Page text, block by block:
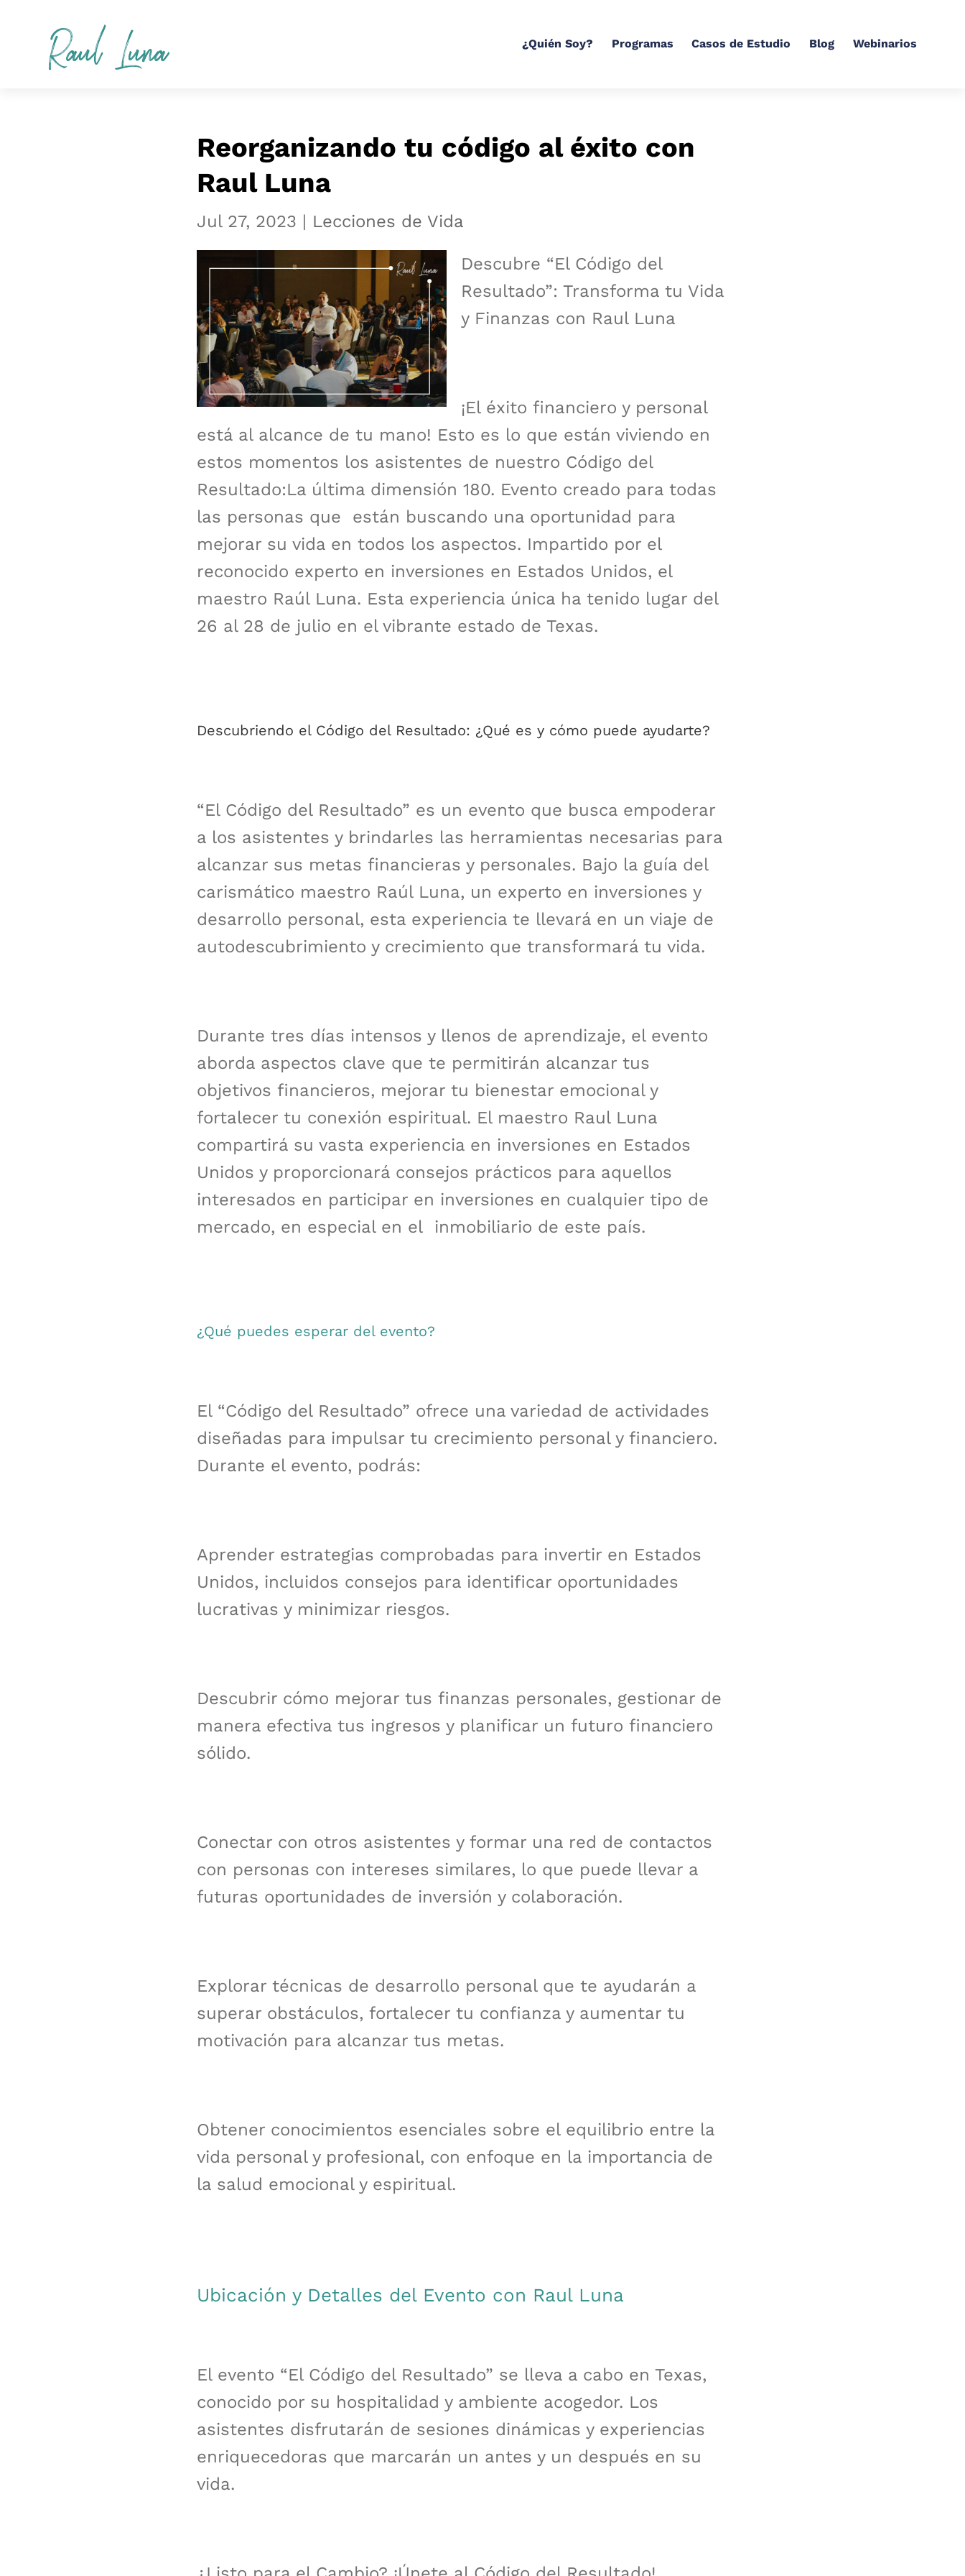
Raul Luna ¿Quién Soy? Programas Casos de Estudio Blog Webinarios
Reorganizando tu código al éxito con
Raul Luna
Jul 27, 2023 | Lecciones de Vida
Descubre “El Código del
Resultado”: Transforma tu Vida
y Finanzas con Raul Luna
¡El éxito financiero y personal
está al alcance de tu mano! Esto es lo que están viviendo en
estos momentos los asistentes de nuestro Código del
Resultado:La última dimensión 180. Evento creado para todas
las personas que están buscando una oportunidad para
mejorar su vida en todos los aspectos. Impartido por el
reconocido experto en inversiones en Estados Unidos, el
maestro Raúl Luna. Esta experiencia única ha tenido lugar del
26 al 28 de julio en el vibrante estado de Texas.
Descubriendo el Código del Resultado: ¿Qué es y cómo puede ayudarte?
“El Código del Resultado” es un evento que busca empoderar
a los asistentes y brindarles las herramientas necesarias para
alcanzar sus metas financieras y personales. Bajo la guía del
carismático maestro Raúl Luna, un experto en inversiones y
desarrollo personal, esta experiencia te llevará en un viaje de
autodescubrimiento y crecimiento que transformará tu vida.
Durante tres días intensos y llenos de aprendizaje, el evento
aborda aspectos clave que te permitirán alcanzar tus
objetivos financieros, mejorar tu bienestar emocional y
fortalecer tu conexión espiritual. El maestro Raul Luna
compartirá su vasta experiencia en inversiones en Estados
Unidos y proporcionará consejos prácticos para aquellos
interesados en participar en inversiones en cualquier tipo de
mercado, en especial en el inmobiliario de este país.
¿Qué puedes esperar del evento?
El “Código del Resultado” ofrece una variedad de actividades
diseñadas para impulsar tu crecimiento personal y financiero.
Durante el evento, podrás:
Aprender estrategias comprobadas para invertir en Estados
Unidos, incluidos consejos para identificar oportunidades
lucrativas y minimizar riesgos.
Descubrir cómo mejorar tus finanzas personales, gestionar de
manera efectiva tus ingresos y planificar un futuro financiero
sólido.
Conectar con otros asistentes y formar una red de contactos
con personas con intereses similares, lo que puede llevar a
futuras oportunidades de inversión y colaboración.
Explorar técnicas de desarrollo personal que te ayudarán a
superar obstáculos, fortalecer tu confianza y aumentar tu
motivación para alcanzar tus metas.
Obtener conocimientos esenciales sobre el equilibrio entre la
vida personal y profesional, con enfoque en la importancia de
la salud emocional y espiritual.
Ubicación y Detalles del Evento con Raul Luna
El evento “El Código del Resultado” se lleva a cabo en Texas,
conocido por su hospitalidad y ambiente acogedor. Los
asistentes disfrutarán de sesiones dinámicas y experiencias
enriquecedoras que marcarán un antes y un después en su
vida.